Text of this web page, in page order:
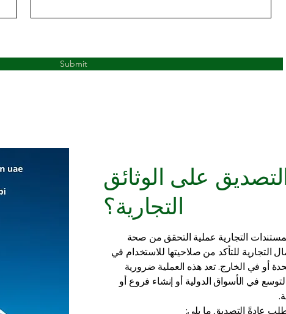
Submit
على الوثائق
التجارية؟
التجارية عملية التحقق من صحة
التجارية للتأكد من صلاحيتها للاستخدام في
أو في الخارج. تعد هذه العملية ضرورية
في الأسواق الدولية أو إنشاء فروع أو
عادةً التصديق ما يلي: